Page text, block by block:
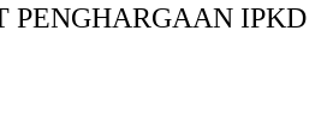
PENGHARGAAN IPKD